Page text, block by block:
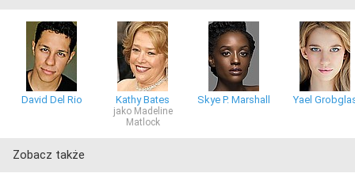
David Del Rio Kathy Bates
jako Madeline
Matlock
Skye P. Marshall Yael
Zobacz także